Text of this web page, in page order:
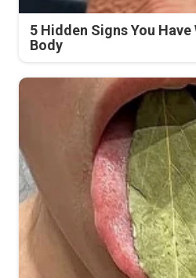
5 Hidden Signs You
Body